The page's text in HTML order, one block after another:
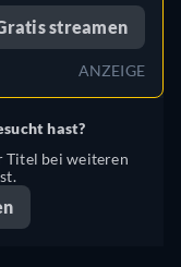
streamen
ANZEIGE
hast?
Titel bei weiteren